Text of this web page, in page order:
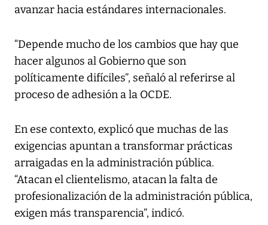
avanzar hacia estándares internacionales.
“Depende mucho de los cambios que hay que
hacer algunos al Gobierno que son
políticamente difíciles”, señaló al referirse al
proceso de adhesión a la OCDE.
En ese contexto, explicó que muchas de las
exigencias apuntan a transformar prácticas
arraigadas en la administración pública.
“Atacan el clientelismo, atacan la falta de
profesionalización de la administración pública,
exigen más transparencia”, indicó.